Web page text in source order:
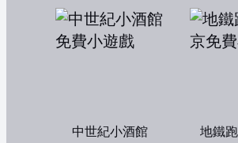
中世紀小酒館 地鐵